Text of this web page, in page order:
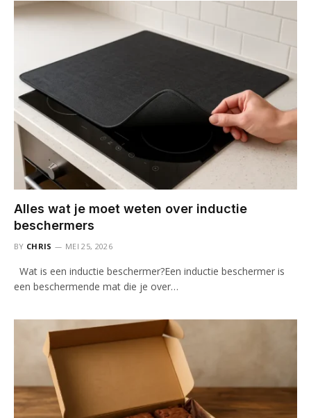
Alles wat je moet weten over inductie
beschermers
BY CHRIS MEI 25, 2026
Wat is een inductie beschermer?Een inductie beschermer is
een beschermende mat die je over…